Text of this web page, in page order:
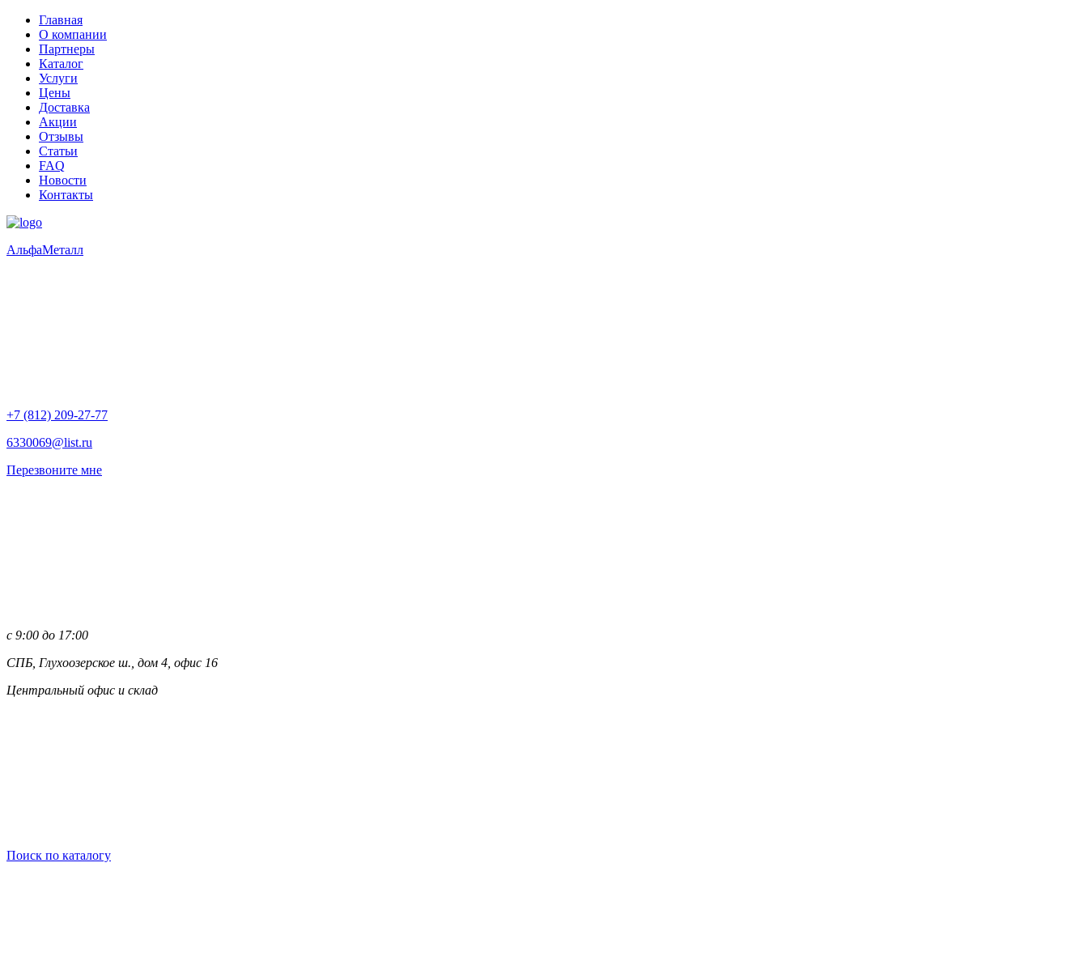
Главная
О компании
Партнеры
Каталог
Услуги
Цены
Доставка
Акции
Отзывы
Статьи
FAQ
Новости
Контакты
АльфаМеталл
+7 (812) 209-27-77
6330069@list.ru
Перезвоните мне
с 9:00 до 17:00
СПБ, Глухоозерское ш., дом 4, офис 16
Центральный офис и склад
Поиск по каталогу